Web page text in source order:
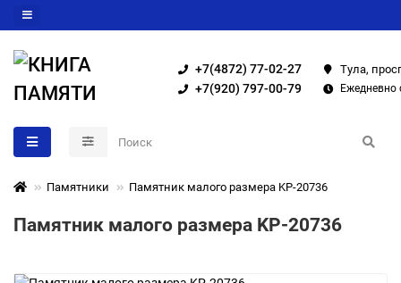
+7(4872) 77-02-27
+7(920) 797-00-79
Тула,
Ежедневно
Памятники Памятник малого размера KP-20736
Памятник малого размера KP-20736